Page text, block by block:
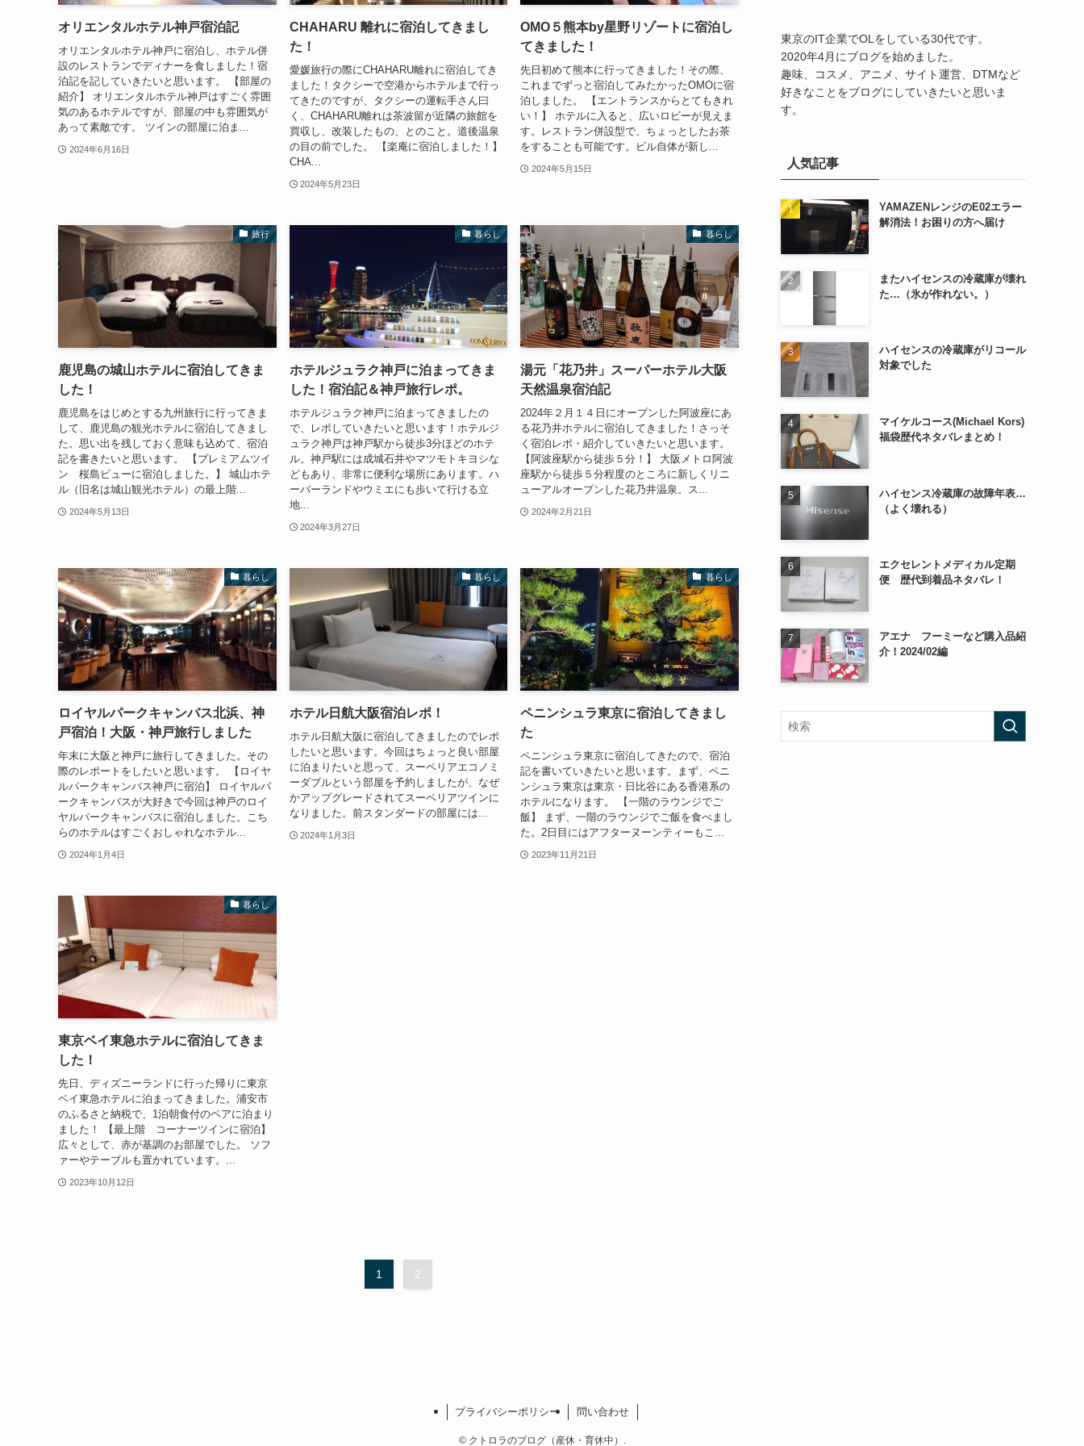
オリエンタルホテル神戸宿泊記
オリエンタルホテル神戸に宿泊し、ホテル併
設のレストランでディナーを食しました！宿
泊記を記していきたいと思います。 【部屋の
紹介】 オリエンタルホテル神戸はすごく雰囲
気のあるホテルですが、部屋の中も雰囲気が
あって素敵です。 ツインの部屋に泊ま...
2024年6月16日
CHAHARU 離れに宿泊してきまし
た！
愛媛旅行の際にCHAHARU離れに宿泊してき
ました！タクシーで空港からホテルまで行っ
てきたのですが、タクシーの運転手さん曰
く、CHAHARU離れは茶波留が近隣の旅館を
買収し、改装したもの、とのこと。道後温泉
の目の前でした。 【楽庵に宿泊しました！】
CHA...
2024年5月23日
OMO５熊本by星野リゾートに宿泊し
てきました！
先日初めて熊本に行ってきました！その際、
これまでずっと宿泊してみたかったOMOに宿
泊しました。 【エントランスからとてもきれ
い！】 ホテルに入ると、広いロビーが見えま
す。レストラン併設型で、ちょっとしたお茶
をすることも可能です。ビル自体が新し...
2024年5月15日
旅行
鹿児島の城山ホテルに宿泊してきま
した！
鹿児島をはじめとする九州旅行に行ってきま
して、鹿児島の観光ホテルに宿泊してきまし
た。思い出を残しておく意味も込めて、宿泊
記を書きたいと思います。 【プレミアムツイ
ン 桜島ビューに宿泊しました。】 城山ホテ
ル（旧名は城山観光ホテル）の最上階...
2024年5月13日
暮らし
ホテルジュラク神戸に泊まってきま
した！宿泊記＆神戸旅行レポ。
ホテルジュラク神戸に泊まってきましたの
で、レポしていきたいと思います！ホテルジ
ュラク神戸は神戸駅から徒歩3分ほどのホテ
ル。神戸駅には成城石井やマツモトキヨシな
どもあり、非常に便利な場所にあります。ハ
ーバーランドやウミエにも歩いて行ける立
地...
2024年3月27日
暮らし
湯元「花乃井」スーパーホテル大阪
天然温泉宿泊記
2024年２月１４日にオープンした阿波座にあ
る花乃井ホテルに宿泊してきました！さっそ
く宿泊レポ・紹介していきたいと思います。
【阿波座駅から徒歩５分！】 大阪メトロ阿波
座駅から徒歩５分程度のところに新しくリニ
ューアルオープンした花乃井温泉。ス...
2024年2月21日
暮らし
ロイヤルパークキャンバス北浜、神
戸宿泊！大阪・神戸旅行しました
年末に大阪と神戸に旅行してきました。その
際のレポートをしたいと思います。 【ロイヤ
ルパークキャンバス神戸に宿泊】 ロイヤルパ
ークキャンバスが大好きで今回は神戸のロイ
ヤルパークキャンバスに宿泊しました。こち
らのホテルはすごくおしゃれなホテル...
2024年1月4日
暮らし
ホテル日航大阪宿泊レポ！
ホテル日航大阪に宿泊してきましたのでレポ
したいと思います。今回はちょっと良い部屋
に泊まりたいと思って、スーペリアエコノミ
ーダブルという部屋を予約しましたが、なぜ
かアップグレードされてスーペリアツインに
なりました。前スタンダードの部屋には...
2024年1月3日
暮らし
ペニンシュラ東京に宿泊してきまし
た
ペニンシュラ東京に宿泊してきたので、宿泊
記を書いていきたいと思います。まず、ペニ
ンシュラ東京は東京・日比谷にある香港系の
ホテルになります。 【一階のラウンジでご
飯】 まず、一階のラウンジでご飯を食べまし
た。2日目にはアフターヌーンティーもこ...
2023年11月21日
暮らし
東京ベイ東急ホテルに宿泊してきま
した！
先日、ディズニーランドに行った帰りに東京
ベイ東急ホテルに泊まってきました。浦安市
のふるさと納税で、1泊朝食付のペアに泊まり
ました！ 【最上階 コーナーツインに宿泊】
広々として、赤が基調のお部屋でした。 ソフ
ァーやテーブルも置かれています。...
2023年10月12日
1 2
東京のIT企業でOLをしている30代です。
2020年4月にブログを始めました。
趣味、コスメ、アニメ、サイト運営、DTMなど
好きなことをブログにしていきたいと思いま
す。
人気記事
YAMAZENレンジのE02エラー
解消法！お困りの方へ届け
またハイセンスの冷蔵庫が壊れ
た…（氷が作れない。）
ハイセンスの冷蔵庫がリコール
対象でした
マイケルコース(Michael Kors)
福袋歴代ネタバレまとめ！
ハイセンス冷蔵庫の故障年表…
（よく壊れる）
エクセレントメディカル定期
便 歴代到着品ネタバレ！
アエナ フーミーなど購入品紹
介！2024/02編
プライバシーポリシー 問い合わせ
©クトロラのブログ（産休・育休中）.